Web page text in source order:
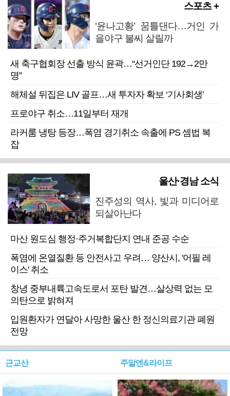
스포츠 +
‘윤나고황’ 꿈틀댄다…거인 가
을야구 불씨 살릴까
새 축구협회장 선출 방식 윤곽…“선거인단 192→2만
명”
해체설 뒤집은 LIV 골프…새 투자자 확보 ‘기사회생’
프로야구 취소…11일부터 재개
라커룸 냉탕 등장…폭염 경기취소 속출에 PS 셈법 복
잡
울산·경남 소식
진주성의 역사, 빛과 미디어로
되살아난다
마산 원도심 행정·주거복합단지 연내 준공 수순
폭염에 온열질환 등 안전사고 우려… 양산시, '어필 레
이스' 취소
창녕 중부내륙고속도로서 포탄 발견…살상력 없는 모
의탄으로 밝혀져
입원환자가 연달아 사망한 울산 한 정신의료기관 폐원
전망
근교산 주말엔&라이프